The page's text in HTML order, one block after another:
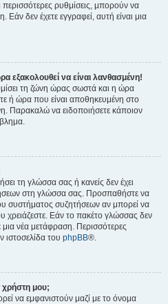
ρυθμίσεις, μπορούν να
δεν έχετε εγγραφεί, αυτή είναι μια
εξακολουθεί να είναι λανθασμένη!
τη ζώνη ώρας σωστά και η ώρα
ή ώρα που είναι αποθηκευμένη στο
Παρακαλώ να ειδοποιήσετε κάποιον
τη γλώσσα σας ή κανείς δεν έχει
στη γλώσσα σας. Προσπαθήστε να
συστήματος συζητήσεων αν μπορεί να
χρειάζεστε. Εάν το πακέτο γλώσσας δεν
νέα μετάφραση. Περισσότερες
ιστοσελίδα του phpBB®.
χρήστη μου;
να εμφανιστούν μαζί με το όνομα